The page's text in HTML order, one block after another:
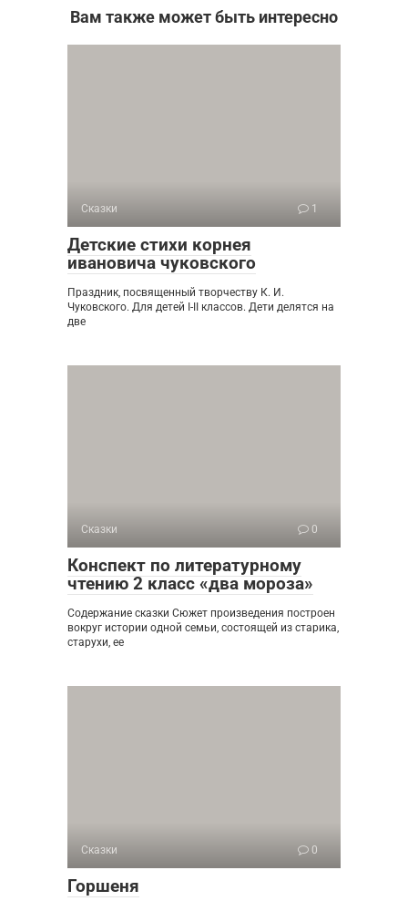
Вам также может быть интересно
Сказки 1
Детские стихи корнея
ивановича чуковского
Праздник, посвященный творчеству К. И.
Чуковского. Для детей I-II классов. Дети делятся на
две
Сказки 0
Конспект по литературному
чтению 2 класс «два мороза»
Содержание сказки Сюжет произведения построен
вокруг истории одной семьи, состоящей из старика,
старухи, ее
Сказки 0
Горшеня